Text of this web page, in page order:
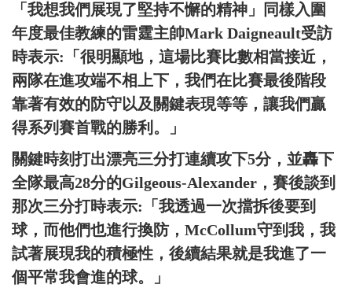
「我想我們展現了堅持不懈的精神」同樣入圍
年度最佳教練的雷霆主帥Mark Daigneault受訪
時表示:「很明顯地，這場比賽比數相當接近，
兩隊在進攻端不相上下，我們在比賽最後階段
靠著有效的防守以及關鍵表現等等，讓我們贏
得系列賽首戰的勝利。」
關鍵時刻打出漂亮三分打連續攻下5分，並轟下
全隊最高28分的Gilgeous-Alexander，賽後談到
那次三分打時表示:「我透過一次擋拆後要到
球，而他們也進行換防，McCollum守到我，我
試著展現我的積極性，後續結果就是我進了一
個平常我會進的球。」